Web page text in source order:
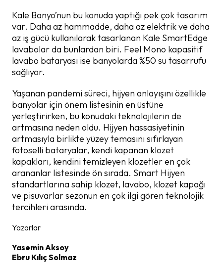
Kale Banyo’nun bu konuda yaptığı pek çok tasarım
var. Daha az hammadde, daha az elektrik ve daha
az iş gücü kullanılarak tasarlanan Kale SmartEdge
lavabolar da bunlardan biri. Feel Mono kapasitif
lavabo bataryası ise banyolarda %50 su tasarrufu
sağlıyor.
Yaşanan pandemi süreci, hijyen anlayışını özellikle
banyolar için önem listesinin en üstüne
yerleştirirken, bu konudaki teknolojilerin de
artmasına neden oldu. Hijyen hassasiyetinin
artmasıyla birlikte yüzey temasını sıfırlayan
fotoselli bataryalar, kendi kapanan klozet
kapakları, kendini temizleyen klozetler en çok
arananlar listesinde ön sırada. Smart Hijyen
standartlarına sahip klozet, lavabo, klozet kapağı
ve pisuvarlar sezonun en çok ilgi gören teknolojik
tercihleri arasında.
Yazarlar
Yasemin Aksoy
Ebru Kılıç Solmaz